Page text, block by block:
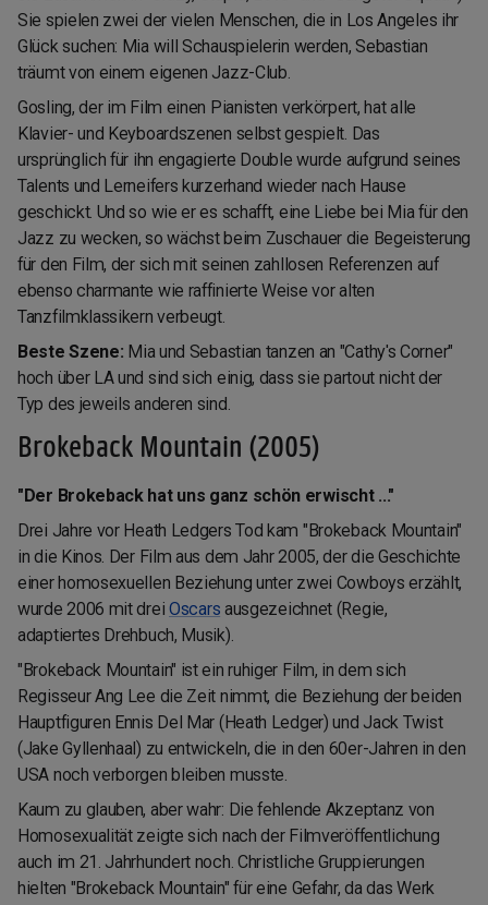
Sie spielen zwei der vielen Menschen, die in Los Angeles ihr
Glück suchen: Mia will Schauspielerin werden, Sebastian
träumt von einem eigenen Jazz-Club.
Gosling, der im Film einen Pianisten verkörpert, hat alle
Klavier- und Keyboardszenen selbst gespielt. Das
ursprünglich für ihn engagierte Double wurde aufgrund seines
Talents und Lerneifers kurzerhand wieder nach Hause
geschickt. Und so wie er es schafft, eine Liebe bei Mia für den
Jazz zu wecken, so wächst beim Zuschauer die Begeisterung
für den Film, der sich mit seinen zahllosen Referenzen auf
ebenso charmante wie raffinierte Weise vor alten
Tanzfilmklassikern verbeugt.
Beste Szene: Mia und Sebastian tanzen an "Cathy's Corner"
hoch über LA und sind sich einig, dass sie partout nicht der
Typ des jeweils anderen sind.
Brokeback Mountain (2005)
"Der Brokeback hat uns ganz schön erwischt ..."
Drei Jahre vor Heath Ledgers Tod kam "Brokeback Mountain"
in die Kinos. Der Film aus dem Jahr 2005, der die Geschichte
einer homosexuellen Beziehung unter zwei Cowboys erzählt,
wurde 2006 mit drei Oscars ausgezeichnet (Regie,
adaptiertes Drehbuch, Musik).
"Brokeback Mountain" ist ein ruhiger Film, in dem sich
Regisseur Ang Lee die Zeit nimmt, die Beziehung der beiden
Hauptfiguren Ennis Del Mar (Heath Ledger) und Jack Twist
(Jake Gyllenhaal) zu entwickeln, die in den 60er-Jahren in den
USA noch verborgen bleiben musste.
Kaum zu glauben, aber wahr: Die fehlende Akzeptanz von
Homosexualität zeigte sich nach der Filmveröffentlichung
auch im 21. Jahrhundert noch. Christliche Gruppierungen
hielten "Brokeback Mountain" für eine Gefahr, da das Werk